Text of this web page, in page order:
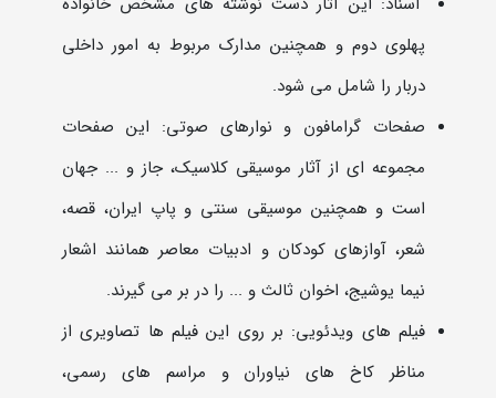
پهلوی دوم و همچنین مدارک مربوط به امور داخلی
دربار را شامل می شود.
صفحات گرامافون و نوارهای صوتی: این صفحات
مجموعه ای از آثار موسیقی کلاسیک، جاز و ... جهان
است و همچنین موسیقی سنتی و پاپ ایران، قصه،
شعر، آوازهای کودکان و ادبیات معاصر همانند اشعار
نیما یوشیج، اخوان ثالث و ... را در بر می گیرند.
فیلم های ویدئویی: بر روی این فیلم ها تصاویری از
مناظر کاخ های نیاوران و مراسم های رسمی،